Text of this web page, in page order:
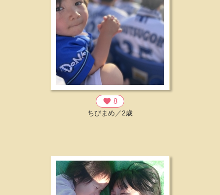
favorite 8
ちびまめ／2歳